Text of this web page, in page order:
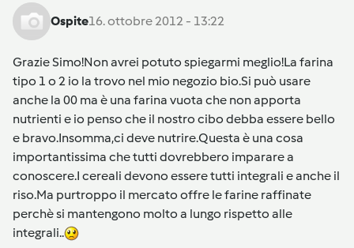
Ospite16. ottobre 2012 - 13:22
Grazie Simo!Non avrei potuto spiegarmi meglio!La farina
tipo 1 o 2 io la trovo nel mio negozio bio.Si può usare
anche la 00 ma è una farina vuota che non apporta
nutrienti e io penso che il nostro cibo debba essere bello
e bravo.Insomma,ci deve nutrire.Questa è una cosa
importantissima che tutti dovrebbero imparare a
conoscere.I cereali devono essere tutti integrali e anche il
riso.Ma purtroppo il mercato offre le farine raffinate
perchè si mantengono molto a lungo rispetto alle
integrali..